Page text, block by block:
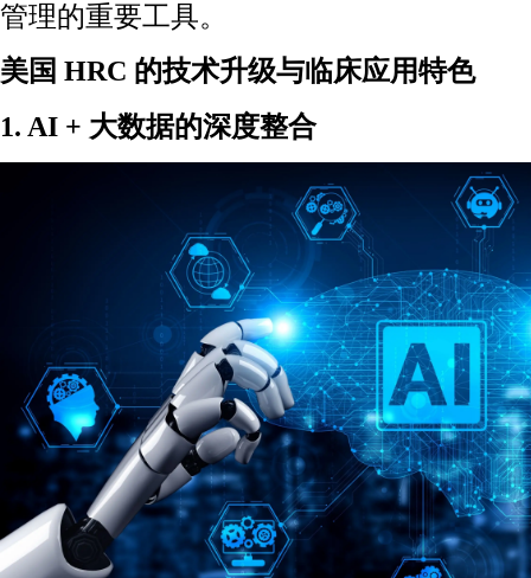
管理的重要工具。
美国 HRC 的技术升级与临床应用特色
1. AI + 大数据的深度整合